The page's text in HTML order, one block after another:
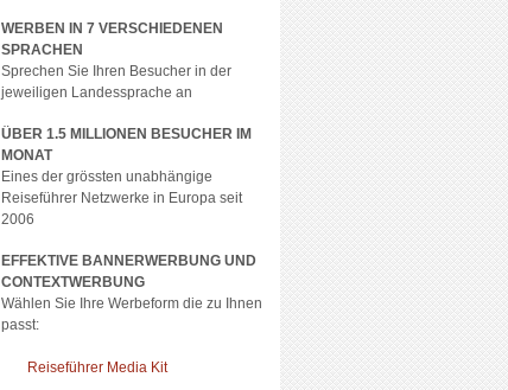
WERBEN IN 7 VERSCHIEDENEN
SPRACHEN
Sprechen Sie Ihren Besucher in der
jeweiligen Landessprache an
ÜBER 1.5 MILLIONEN BESUCHER IM
MONAT
Eines der grössten unabhängige
Reiseführer Netzwerke in Europa seit
2006
EFFEKTIVE BANNERWERBUNG UND
CONTEXTWERBUNG
Wählen Sie Ihre Werbeform die zu Ihnen
passt:
Reiseführer Media Kit